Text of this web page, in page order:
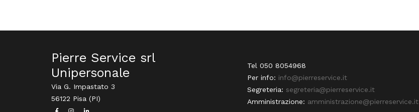
Pierre Service srl
Unipersonale
Via G. Impastato 3
56122 Pisa (PI)
Tel 050 8054968
Per info: info@pierreservice.it
Segreteria: segreteria@pierreservice.it
Amministrazione: amministrazione@pierreservice.it